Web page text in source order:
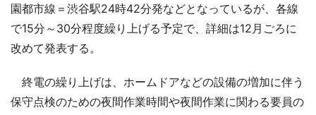
園都市線＝渋谷駅24時42分発などとなっているが、各線
で15分～30分程度繰り上げる予定で、詳細は12月ごろに
改めて発表する。
終電の繰り上げは、ホームドアなどの設備の増加に伴う
保守点検のための夜間作業時間や夜間作業に関わる要員の